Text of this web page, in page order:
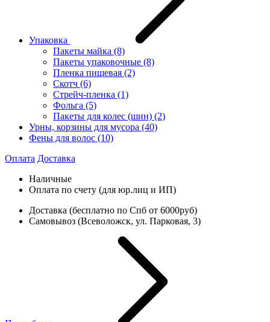
Упаковка
Пакеты майка (8)
Пакеты упаковочные (8)
Пленка пищевая (2)
Скотч (6)
Стрейч-пленка (1)
Фольга (5)
Пакеты для колес (шин) (2)
Урны, корзины для мусора (40)
Фены для волос (10)
Оплата Доставка
Наличные
Оплата по счету (для юр.лиц и ИП)
Доставка (бесплатно по Спб от 6000руб)
Самовывоз (Всеволожск, ул. Парковая, 3)